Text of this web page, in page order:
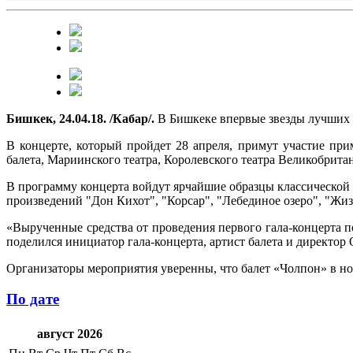
Бишкек, 24.04.18. /Кабар/. В Бишкеке впервые звезды лучших
В концерте, который пройдет 28 апреля, примут участие
балета, Мариинского театра, Королевского театра
В программу концерта войдут ярчайшие образцы
произведений "Дон Кихот", "Корсар", "Лебединое озеро",
«Вырученные средства от проведения первого гала-
поделился инициатор гала-концерта, артист балета и
Организаторы мероприятия уверенны, что балет «Чолпон» в
По дате
август 2026